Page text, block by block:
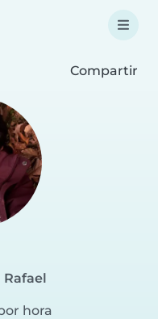
Compartir
Rafael
hora